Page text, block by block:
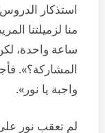
استذكار
منا لزميلتنا
ساعة واحدة،
المشاركة؟».
واجبة يا نور».
لم تعقب نور